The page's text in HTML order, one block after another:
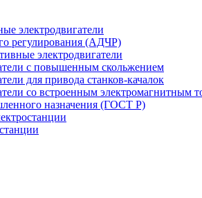
электродвигатели
регулирования (АДЧР)
электродвигатели
с повышенным скольжением
для привода станков-качалок
со встроенным электромагнитным
назначения (ГОСТ Р)